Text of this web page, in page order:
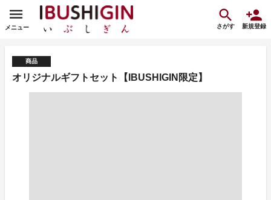
メニュー さがす 新規登録
商品
オリジナルギフトセット【IBUSHIGIN限定】